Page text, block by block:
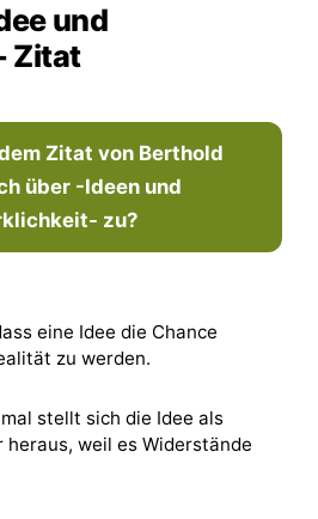
und
Zitat
Zitat von Berthold
über -Ideen und
zu?
lassen
eine Idee die Chance
zu werden.
stellt sich die Idee als
heraus, weil es Widerstände